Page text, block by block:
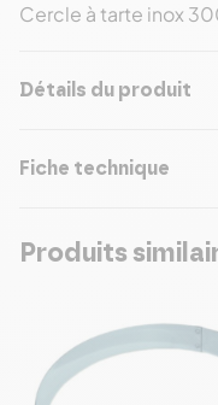
Cercle à tarte inox
Détails du produit
Fiche technique
Produits